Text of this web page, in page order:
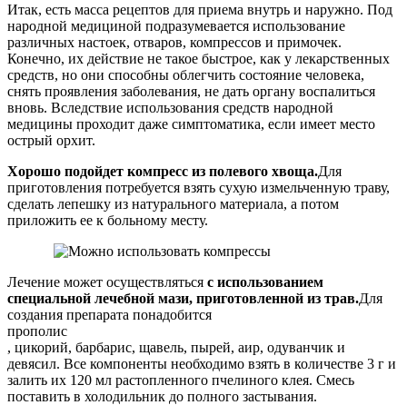
Итак, есть масса рецептов для приема внутрь и наружно. Под
народной медициной подразумевается использование
различных настоек, отваров, компрессов и примочек.
Конечно, их действие не такое быстрое, как у лекарственных
средств, но они способны облегчить состояние человека,
снять проявления заболевания, не дать органу воспалиться
вновь. Вследствие использования средств народной
медицины проходит даже симптоматика, если имеет место
острый орхит.
Хорошо подойдет компресс из полевого хвоща.Для
приготовления потребуется взять сухую измельченную траву,
сделать лепешку из натурального материала, а потом
приложить ее к больному месту.
Лечение может осуществляться с использованием
специальной лечебной мази, приготовленной из трав.Для
создания препарата понадобится
прополис
, цикорий, барбарис, щавель, пырей, аир, одуванчик и
девясил. Все компоненты необходимо взять в количестве 3 г и
залить их 120 мл растопленного пчелиного клея. Смесь
поставить в холодильник до полного застывания.